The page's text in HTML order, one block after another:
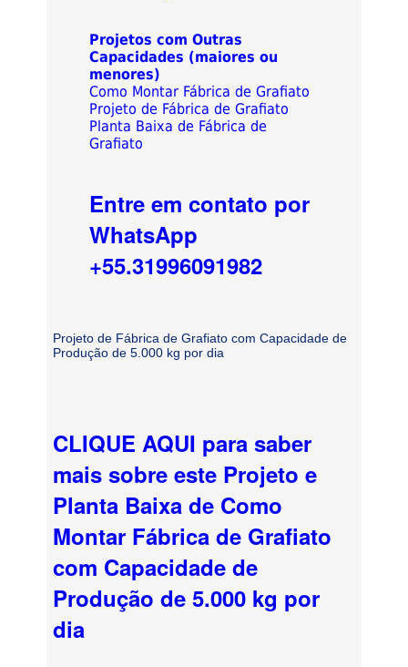
Projetos com Outras
Capacidades (maiores ou
menores)
Como Montar Fábrica de Grafiato
Projeto de Fábrica de Grafiato
Planta Baixa de Fábrica de
Grafiato
Entre em contato por
WhatsApp
+55.31996091982
Projeto de Fábrica de Grafiato com Capacidade de
Produção de 5.000 kg por dia
CLIQUE AQUI para saber
mais sobre este Projeto e
Planta Baixa de Como
Montar Fábrica de Grafiato
com Capacidade de
Produção de 5.000 kg por
dia